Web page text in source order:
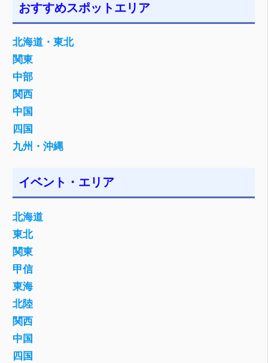
おすすめスポットエリア
北海道・東北
関東
中部
関西
中国
四国
九州・沖縄
イベント・エリア
北海道
東北
関東
甲信
東海
北陸
関西
中国
四国